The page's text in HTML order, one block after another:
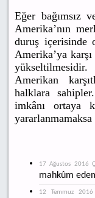
Eğer bağımsız
Amerika’nın
duruş içerisinde
Amerika’ya
yükseltilmesidir.
Amerikan
halklara
imkânı ortaya
yararlanmamaksa
17 Ağustos 2016
mahkûm
12 Temmuz 2016